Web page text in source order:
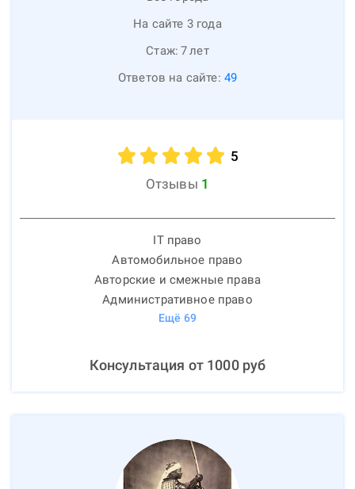
На сайте 3 года
Стаж: 7лет
Ответов на сайте: 49
5
Отзывы 1
IT право
Автомобильное право
Авторские и смежные права
Административное право
Ещё 69
Консультация от 1000руб